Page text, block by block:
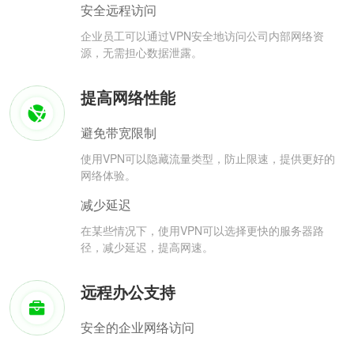
安全远程访问
企业员工可以通过VPN安全地访问公司内部网络资
源，无需担心数据泄露。
提高网络性能
避免带宽限制
使用VPN可以隐藏流量类型，防止限速，提供更好的
网络体验。
减少延迟
在某些情况下，使用VPN可以选择更快的服务器路
径，减少延迟，提高网速。
远程办公支持
安全的企业网络访问